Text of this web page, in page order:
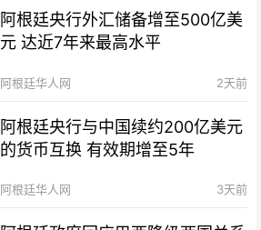
阿根廷央行外汇储备增至500亿美
元 达近7年来最高水平
阿根廷华人网 2天前
阿根廷央行与中国续约200亿美元
的货币互换 有效期增至5年
阿根廷华人网 3天前